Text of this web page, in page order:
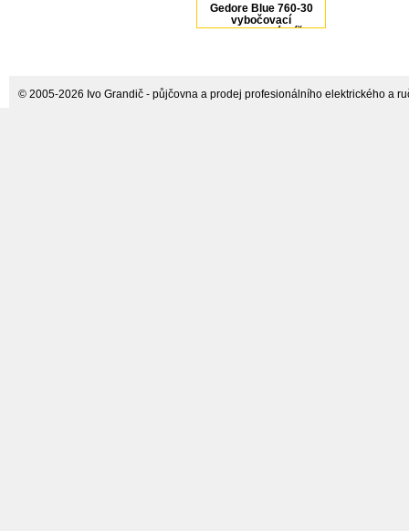
Gedore Blue 760-30
vybočovací
momentový klíč
© 2005-2026 Ivo Grandič - půjčovna a prodej profesionálního elektrického a